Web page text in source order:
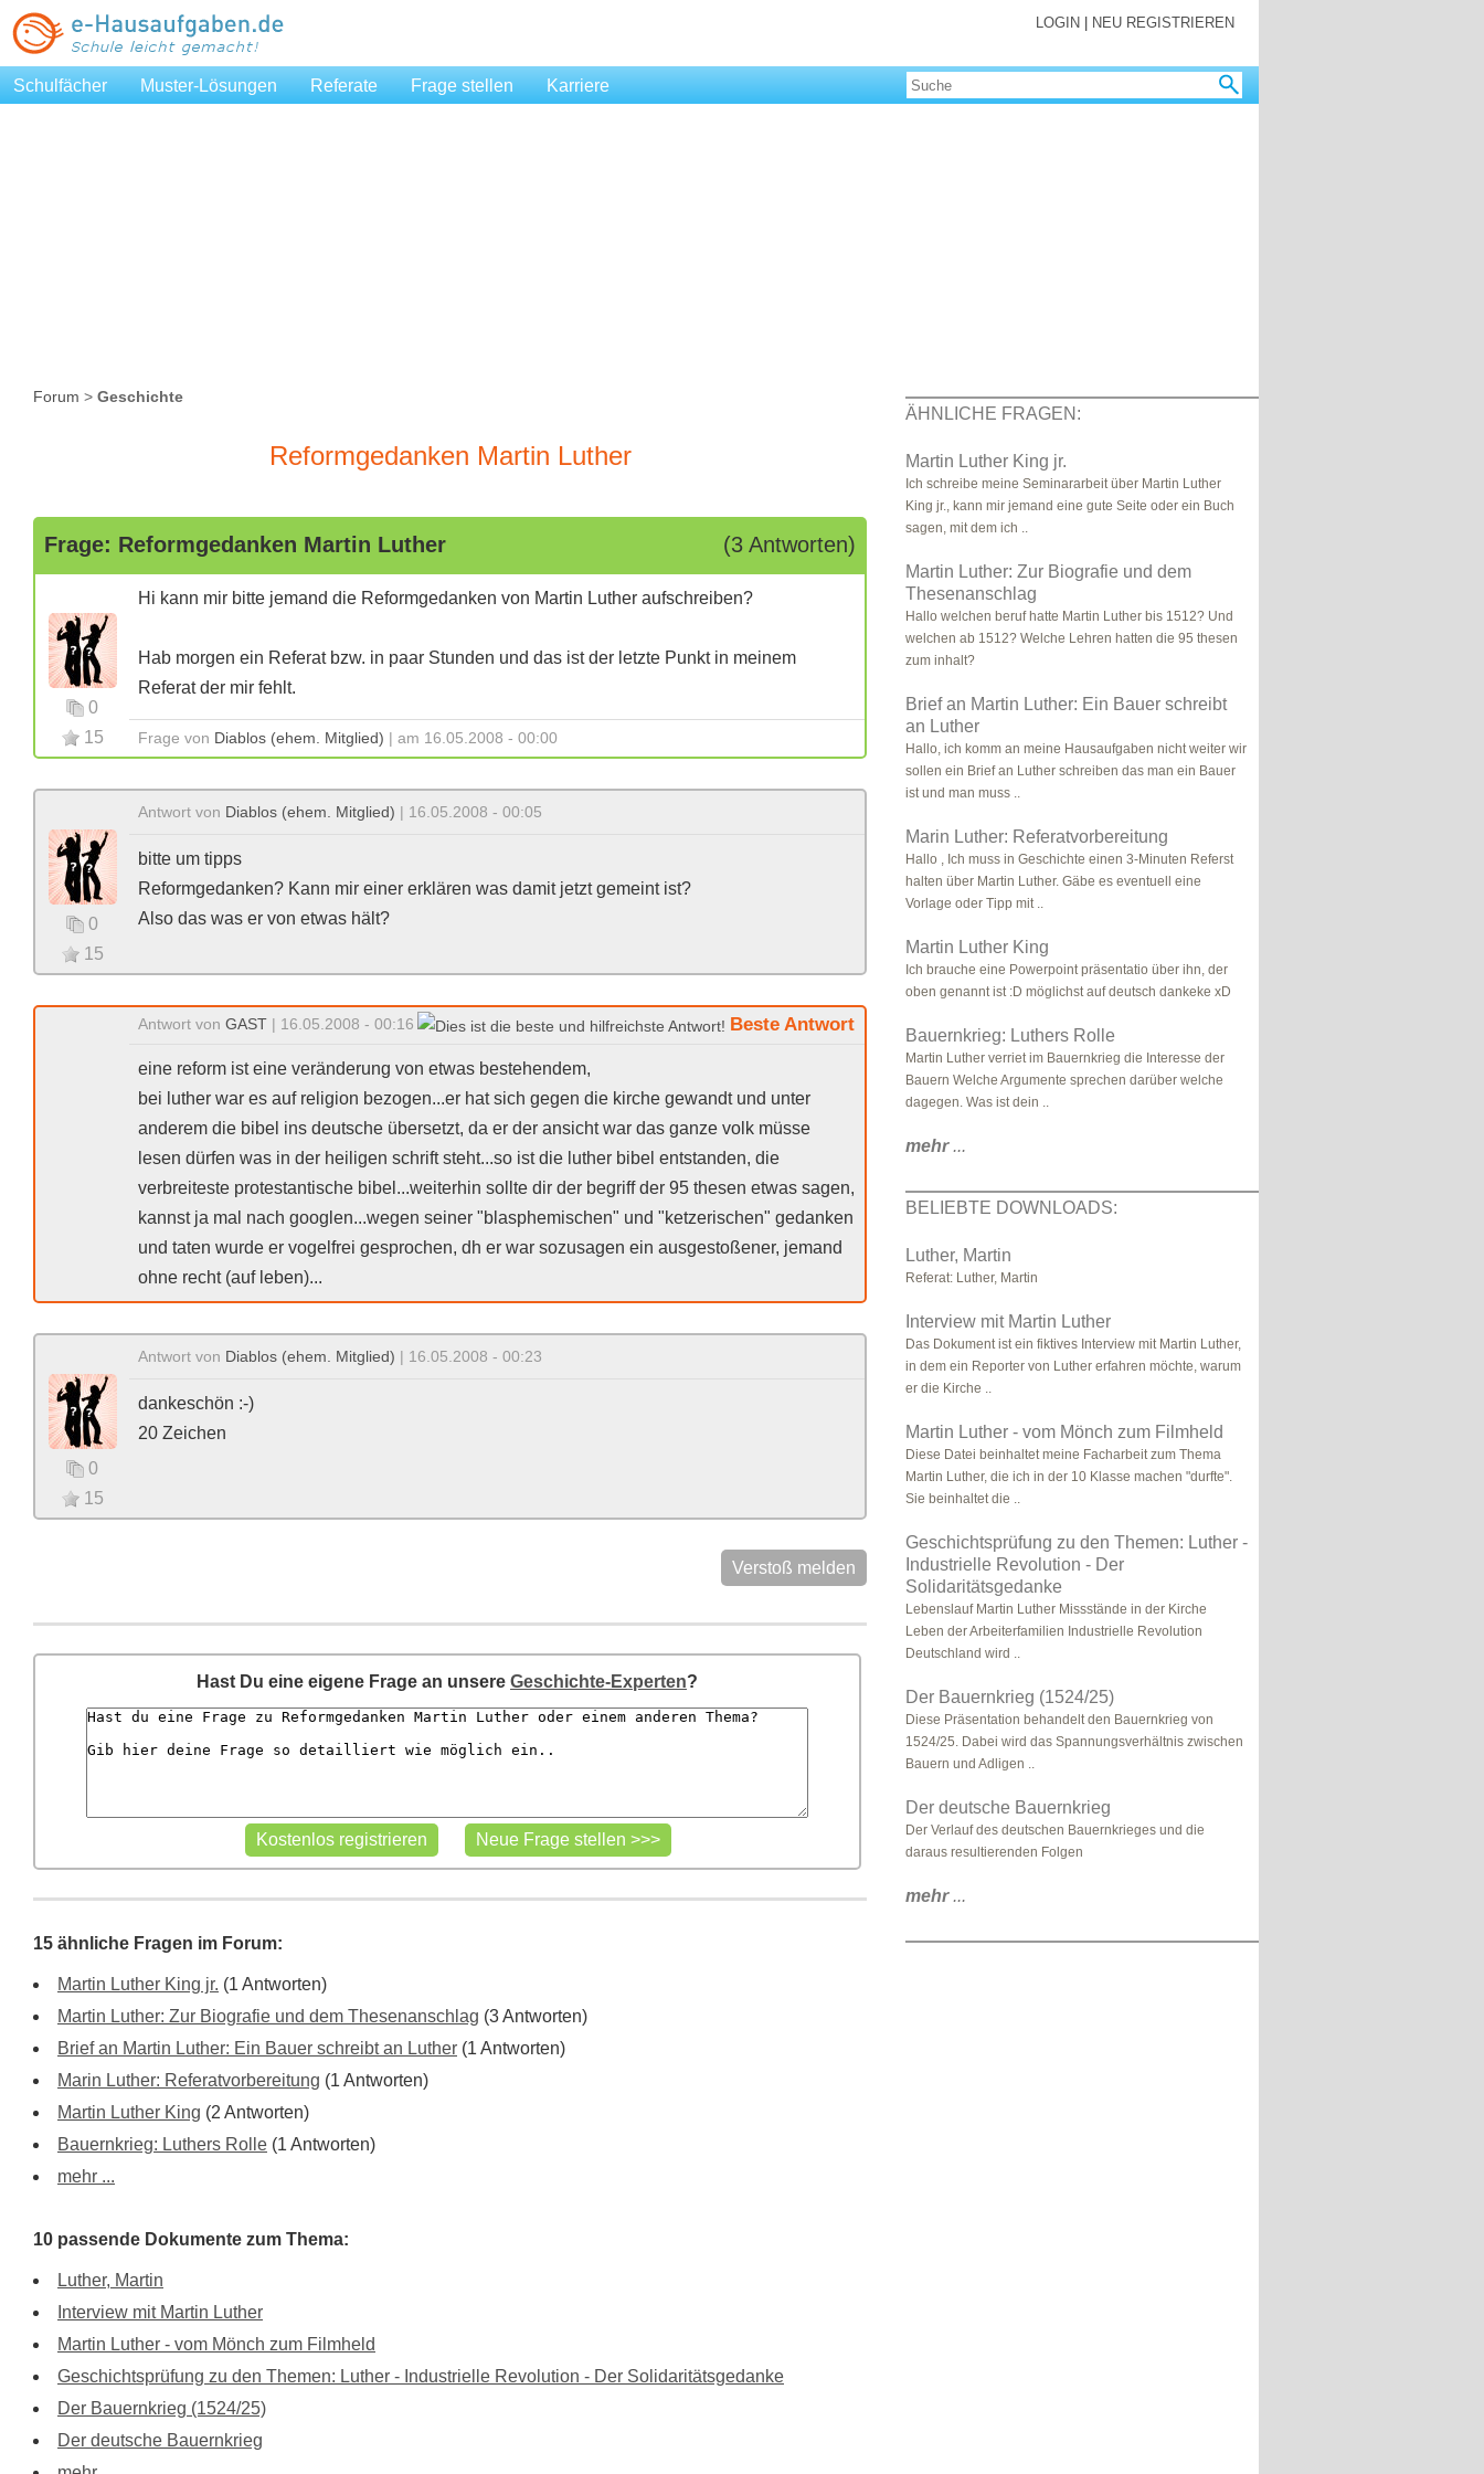
LOGIN NEU REGISTRIEREN
Schulfächer Muster-Lösungen Referate Frage stellen Karriere
Forum > Geschichte
Reformgedanken Martin Luther
Frage: Reformgedanken Martin Luther (3 Antworten)
0
15
Hi kann mir bitte jemand die Reformgedanken von Martin Luther aufschreiben?
Hab morgen ein Referat bzw. in paar Stunden und das ist der letzte Punkt in meinem
Referat der mir fehlt.
Frage von Diablos (ehem. Mitglied) | am 16.05.2008 - 00:00
0
15
Antwort von Diablos (ehem. Mitglied) | 16.05.2008 - 00:05
bitte um tipps
Reformgedanken? Kann mir einer erklären was damit jetzt gemeint ist?
Also das was er von etwas hält?
Antwort von GAST | 16.05.2008 - 00:16 Beste Antwort
eine reform ist eine veränderung von etwas bestehendem,
bei luther war es auf religion bezogen...er hat sich gegen die kirche gewandt und unter
anderem die bibel ins deutsche übersetzt, da er der ansicht war das ganze volk müsse
lesen dürfen was in der heiligen schrift steht...so ist die luther bibel entstanden, die
verbreiteste protestantische bibel...weiterhin sollte dir der begriff der 95 thesen etwas sagen,
kannst ja mal nach googlen...wegen seiner "blasphemischen" und "ketzerischen" gedanken
und taten wurde er vogelfrei gesprochen, dh er war sozusagen ein ausgestoßener, jemand
ohne recht (auf leben)...
0
15
Antwort von Diablos (ehem. Mitglied) | 16.05.2008 - 00:23
dankeschön :-)
20 Zeichen
Verstoß melden
Hast Du eine eigene Frage an unsere Geschichte-Experten?
15 ähnliche Fragen im Forum:
Martin Luther King jr. (1 Antworten)
Martin Luther: Zur Biografie und dem Thesenanschlag (3 Antworten)
Brief an Martin Luther: Ein Bauer schreibt an Luther (1 Antworten)
Marin Luther: Referatvorbereitung (1 Antworten)
Martin Luther King (2 Antworten)
Bauernkrieg: Luthers Rolle (1 Antworten)
mehr ...
10 passende Dokumente zum Thema:
Luther, Martin
Interview mit Martin Luther
Martin Luther - vom Mönch zum Filmheld
Geschichtsprüfung zu den Themen: Luther - Industrielle Revolution - Der Solidaritätsgedanke
Der Bauernkrieg (1524/25)
Der deutsche Bauernkrieg
ÄHNLICHE FRAGEN:
Martin Luther King jr.
Ich schreibe meine Seminararbeit über Martin Luther
King jr., kann mir jemand eine gute Seite oder ein Buch
sagen, mit dem ich ..
Martin Luther: Zur Biografie und dem
Thesenanschlag
Hallo welchen beruf hatte Martin Luther bis 1512? Und
welchen ab 1512? Welche Lehren hatten die 95 thesen
zum inhalt?
Brief an Martin Luther: Ein Bauer schreibt
an Luther
Hallo, ich komm an meine Hausaufgaben nicht weiter wir
sollen ein Brief an Luther schreiben das man ein Bauer
ist und man muss ..
Marin Luther: Referatvorbereitung
Hallo , Ich muss in Geschichte einen 3-Minuten Referst
halten über Martin Luther. Gäbe es eventuell eine
Vorlage oder Tipp mit ..
Martin Luther King
Ich brauche eine Powerpoint präsentatio über ihn, der
oben genannt ist :D möglichst auf deutsch dankeke xD
Bauernkrieg: Luthers Rolle
Martin Luther verriet im Bauernkrieg die Interesse der
Bauern Welche Argumente sprechen darüber welche
dagegen. Was ist dein ..
mehr...
BELIEBTE DOWNLOADS:
Luther, Martin
Referat: Luther, Martin
Interview mit Martin Luther
Das Dokument ist ein fiktives Interview mit Martin Luther,
in dem ein Reporter von Luther erfahren möchte, warum
er die Kirche ..
Martin Luther - vom Mönch zum Filmheld
Diese Datei beinhaltet meine Facharbeit zum Thema
Martin Luther, die ich in der 10 Klasse machen "durfte".
Sie beinhaltet die ..
Geschichtsprüfung zu den Themen: Luther -
Industrielle Revolution - Der
Solidaritätsgedanke
Lebenslauf Martin Luther Missstände in der Kirche
Leben der Arbeiterfamilien Industrielle Revolution
Deutschland wird ..
Der Bauernkrieg (1524/25)
Diese Präsentation behandelt den Bauernkrieg von
1524/25. Dabei wird das Spannungsverhältnis zwischen
Bauern und Adligen ..
Der deutsche Bauernkrieg
Der Verlauf des deutschen Bauernkrieges und die
daraus resultierenden Folgen
mehr...